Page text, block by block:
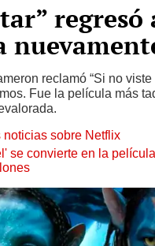
reclamó “Si no
Fue la película más
noticias sobre Netflix
se convierte en la